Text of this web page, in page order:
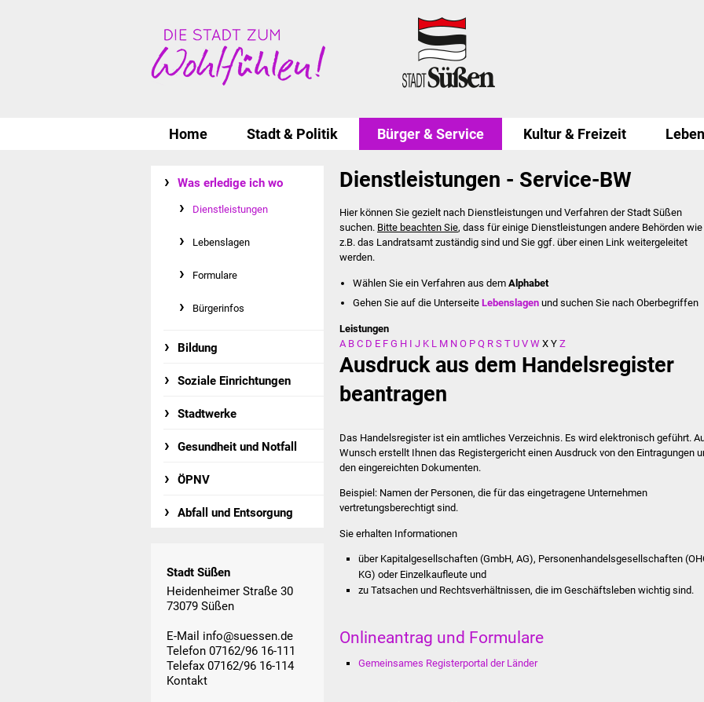
Home Stadt & Politik Bürger & Service Kultur & Freizeit
Was erledige ich wo
Dienstleistungen
Lebenslagen
Formulare
Bürgerinfos
Bildung
Soziale Einrichtungen
Stadtwerke
Gesundheit und Notfall
ÖPNV
Abfall und Entsorgung
Stadt Süßen
Heidenheimer Straße 30
73079 Süßen
E-Mail info@suessen.de
Telefon 07162/96 16-111
Telefax 07162/96 16-114
Kontakt
Dienstleistungen - Service-BW
Hier können Sie gezielt nach Dienstleistungen und Verfahren der Stadt Süßen
suchen. Bitte beachten Sie, dass für einige Dienstleistungen andere Behörden wie
z.B. das Landratsamt zuständig sind und Sie ggf. über einen Link weitergeleitet
werden.
Wählen Sie ein Verfahren aus dem Alphabet
Gehen Sie auf die UnterseiteLebenslagen und suchen Sie nach Oberbegriffen
Leistungen
A B C D E F G H I J K L M N O P Q R S T U V W X Y Z
Ausdruck aus dem Handelsregister
beantragen
Das Handelsregister ist ein amtliches Verzeichnis. Es wird elektronisch geführt.
Wunsch erstellt Ihnen das Registergericht einen Ausdruck von den Eintragungen
den eingereichten Dokumenten.
Beispiel: Namen der Personen, die für das eingetragene Unternehmen
vertretungsberechtigt sind.
Sie erhalten Informationen
über Kapitalgesellschaften (GmbH, AG), Personenhandelsgesellschaften
KG) oder Einzelkaufleute und
zu Tatsachen und Rechtsverhältnissen, die im Geschäftsleben wichtig sind.
Onlineantrag und Formulare
Gemeinsames Registerportal der Länder